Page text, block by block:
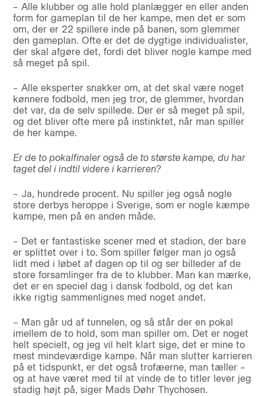
– Alle klubber og alle hold planlægger en eller anden
form for gameplan til de her kampe, men det er som
om, der er 22 spillere inde på banen, som glemmer
den gameplan. Ofte er det de dygtige individualister,
der skal afgøre det, fordi det bliver nogle kampe med
så meget på spil.
– Alle eksperter snakker om, at det skal være noget
kønnere fodbold, men jeg tror, de glemmer, hvordan
det var, da de selv spillede. Der er så meget på spil,
og det bliver ofte mere på instinktet, når man spiller
de her kampe.
Er de to pokalfinaler også de to største kampe, du har
taget del i indtil videre i karrieren?
– Ja, hundrede procent. Nu spiller jeg også nogle
store derbys heroppe i Sverige, som er nogle kæmpe
kampe, men på en anden måde.
– Det er fantastiske scener med et stadion, der bare
er splittet over i to. Som spiller følger man jo også
lidt med i løbet af dagen op til og ser billeder af de
store forsamlinger fra de to klubber. Man kan mærke,
det er en speciel dag i dansk fodbold, og det kan
ikke rigtig sammenlignes med noget andet.
– Man går ud af tunnelen, og så står der en pokal
imellem de to hold, som man spiller om. Det er noget
helt specielt, og jeg vil helt klart sige, det er mine to
mest mindeværdige kampe. Når man slutter karrieren
på et tidspunkt, er det også trofæerne, man tæller –
og at have været med til at vinde de to titler lever jeg
stadig højt på, siger Mads Døhr Thychosen.